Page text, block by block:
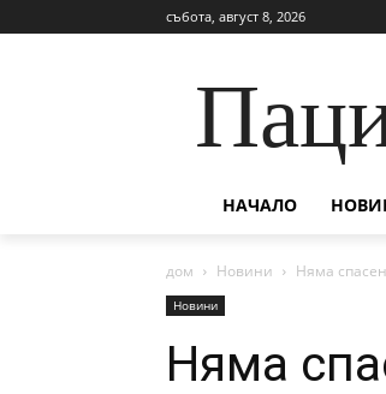
събота, август 8, 2026
НАЧАЛО
дом Новини Няма
Новини
Няма